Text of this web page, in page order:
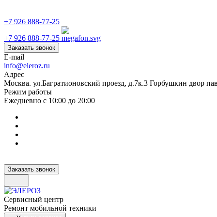
+7 926 888-77-25
+7 926 888-77-25
Заказать звонок
E-mail
info@eleroz.ru
Адрес
Москва. ул.Багратионовский проезд, д.7к.3 Горбушкин двор
Режим работы
Ежедневно с 10:00 до 20:00
Заказать звонок
Сервисный центр
Ремонт мобильной техники